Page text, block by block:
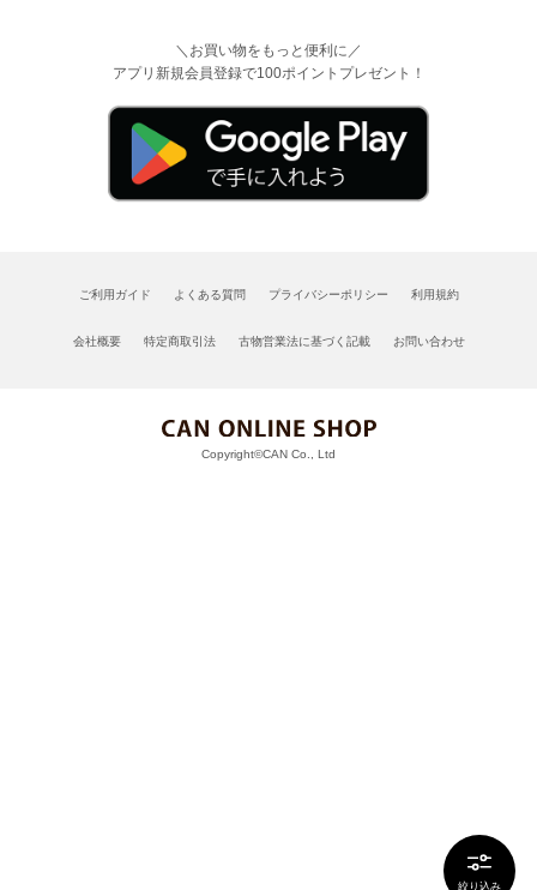
絞り込み
＼お買い物をもっと便利に／
アプリ新規会員登録で100ポイントプレゼント！
ご利用ガイド よくある質問 プライバシーポリシー 利用規約
会社概要 特定商取引法 古物営業法に基づく記載 お問い合わせ
Copyright©CAN Co., Ltd